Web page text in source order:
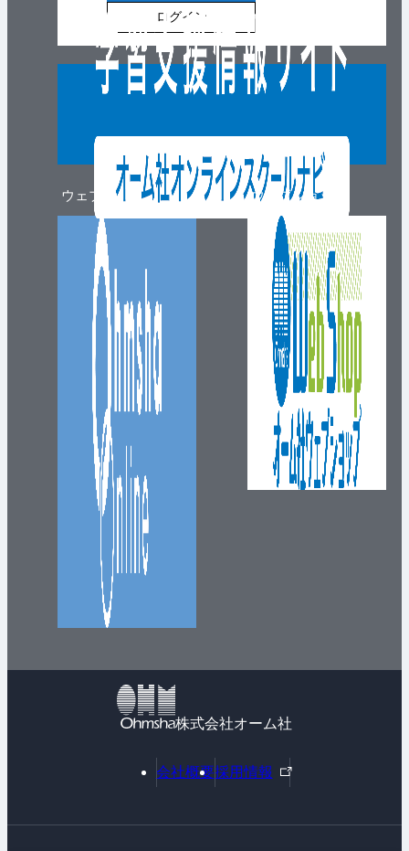
ウェブマガジン
ログイン
ウェブショップ
株式会社オーム社
会社概要採用情報
外
部
ン